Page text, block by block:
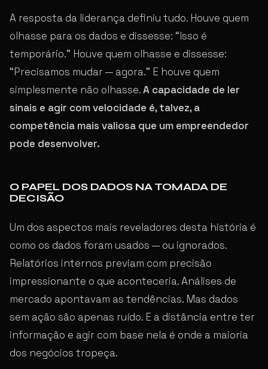
A resposta da liderança definiu tudo. Houve quem
olhasse para os dados e dissesse: “Isso é
temporário.” Houve quem olhasse e dissesse:
“Precisamos mudar — agora.” E houve quem
simplesmente não olhasse.A capacidade de ler
sinais e agir com velocidade é, talvez, a
competência mais valiosa que um empreendedor
pode desenvolver.
O PAPEL DOS DADOS NA TOMADA DE
DECISÃO
Um dos aspectos mais reveladores desta história é
como os dados foram usados — ou ignorados.
Relatórios internos previam com precisão
impressionante o que aconteceria. Análises de
mercado apontavam as tendências. Mas dados
sem ação são apenas ruído. E a distância entre ter
informação e agir com base nela é onde a maioria
dos negócios tropeça.